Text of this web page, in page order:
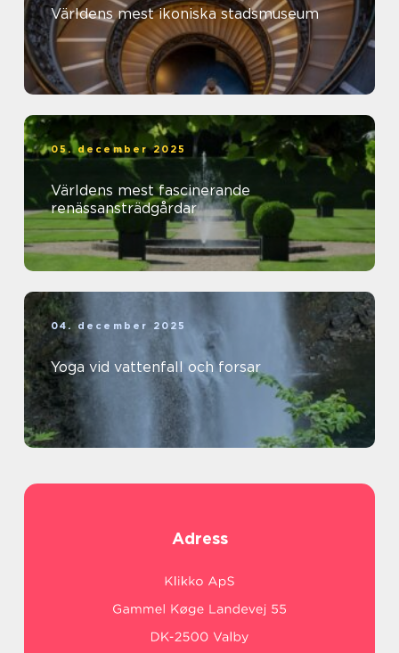
Världens mest ikoniska stadsmuseum
05. december 2025
Världens mest fascinerande
renässansträdgårdar
04. december 2025
Yoga vid vattenfall och forsar
Adress